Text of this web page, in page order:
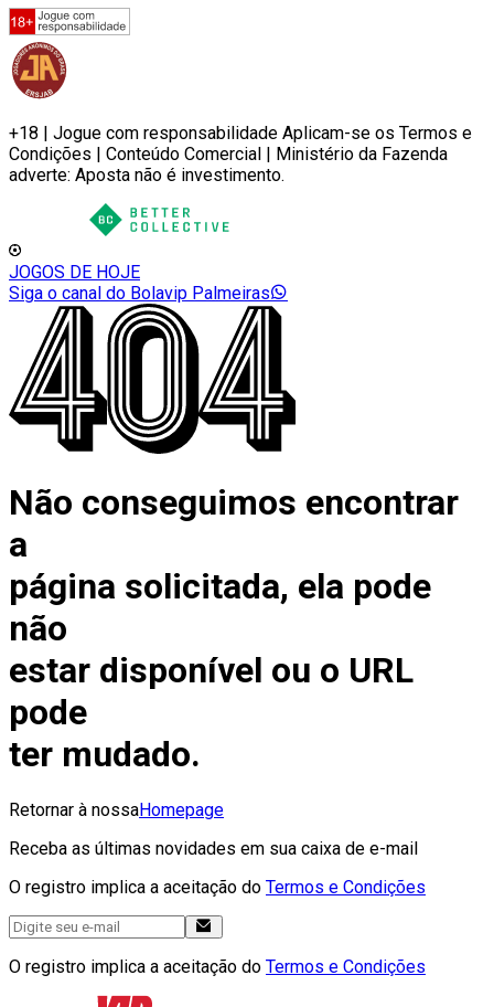
+18 | Jogue com responsabilidade Aplicam-se os Termos e
Condições | Conteúdo Comercial | Ministério da Fazenda
adverte: Aposta não é investimento.
JOGOS DE HOJE
Siga o canal do Bolavip Palmeiras
Não conseguimos encontrar
a
página solicitada, ela pode
não
estar disponível ou o URL
pode
ter mudado.
Retornar à nossaHomepage
Receba as últimas novidades em sua caixa de e-mail
O registro implica a aceitação do Termos e Condições
O registro implica a aceitação do Termos e Condições